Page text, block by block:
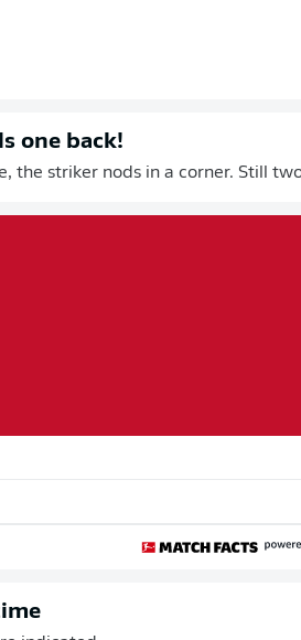
one back!
the striker nods in a corner. Still